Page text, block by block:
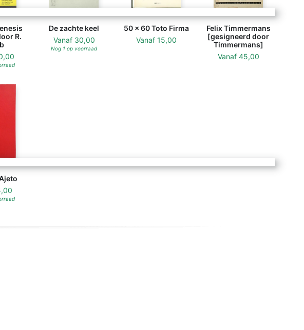
R.
De zachte keel
Vanaf 30,00
Nog 1 op voorraad
50 x 60 Toto Firma
Vanaf 15,00
Felix Timmermans
[gesigneerd door
Timmermans]
Vanaf 45,00